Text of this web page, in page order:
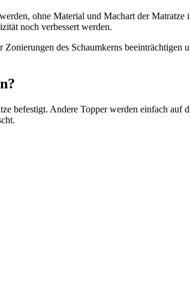
ohne Material und Machart der Matratze
noch verbessert werden.
des Schaumkerns
befestigt. Andere Topper werden einfach auf